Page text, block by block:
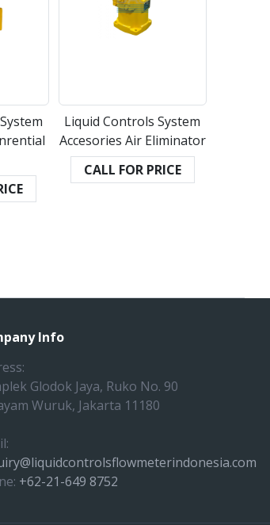
Liquid Controls System
Accesories Air Eliminator
CALL FOR PRICE
Info
Glodok Jaya, Ruko No. 90
Wuruk, Jakarta 11180
+62-21-649 8752